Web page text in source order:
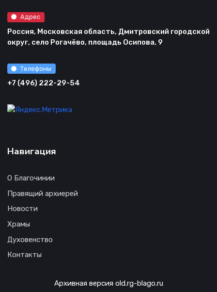
Адрес
Россия, Московская область, Дмитровский городской
округ, село Рогачёво, площадь Осипова, 9
Телефоны
+7 (496) 222-29-54
Навигация
О Благочинии
Правящий архиерей
Новости
Храмы
Духовенство
Контакты
Архивная версия old.rg-blago.ru